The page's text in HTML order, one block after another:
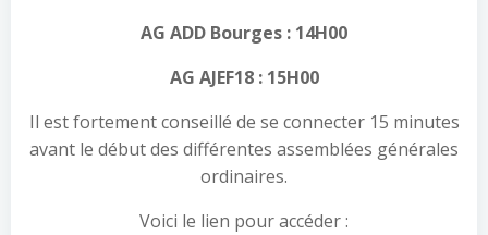
AG ADD Bourges : 14H00
AG AJEF18 : 15H00
Il est fortement conseillé de se connecter 15 minutes
avant le début des différentes assemblées générales
ordinaires.
Voici le lien pour accéder :